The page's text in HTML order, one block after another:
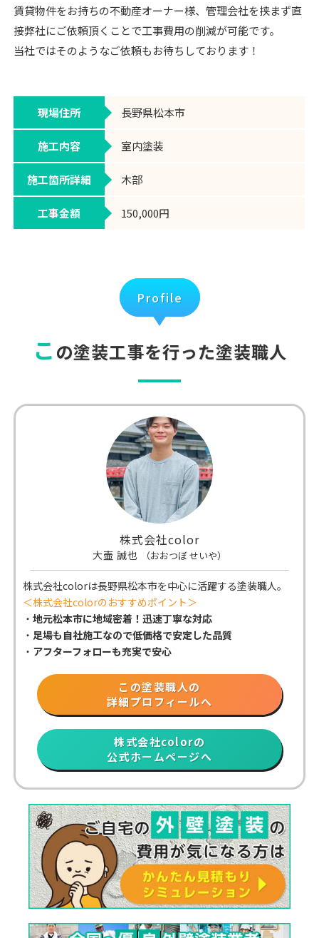
賃貸物件をお持ちの不動産オーナー様、管理会社を挟まず直
接弊社にご依頼頂くことで工事費用の削減が可能です。
当社ではそのようなご依頼もお待ちしております！
現場住所 長野県松本市
施工内容 室内塗装
施工箇所詳細 木部
工事金額 150,000円
Profile
こ の塗装工事を行った塗装職人
株式会社color
大壷 誠也 （おおつぼ せいや）
株式会社colorは長野県松本市を中心に活躍する塗装職人。
＜株式会社colorのおすすめポイント＞
・地元松本市に地域密着！迅速丁寧な対応
・足場も自社施工なので低価格で安定した品質
・ アフターフォローも充実で安心
この塗装職人の
詳細プロフィールへ
株式会社colorの
公式ホームページへ